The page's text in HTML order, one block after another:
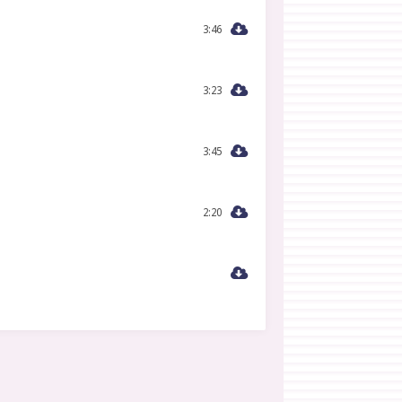
3:46
3:23
3:45
2:20